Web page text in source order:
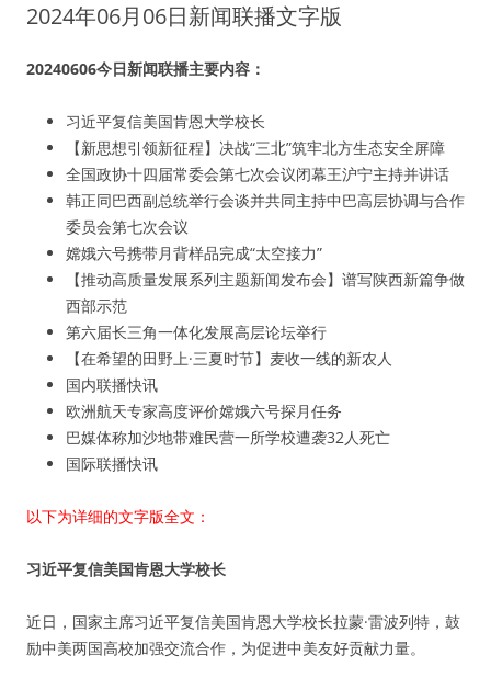
2024年06月06日新闻联播文字版
20240606今日新闻联播主要内容：
习近平复信美国肯恩大学校长
【新思想引领新征程】决战“三北”筑牢北方生态安全屏障
全国政协十四届常委会第七次会议闭幕王沪宁主持并讲话
韩正同巴西副总统举行会谈并共同主持中巴高层协调与合作
委员会第七次会议
嫦娥六号携带月背样品完成“太空接力”
【推动高质量发展系列主题新闻发布会】谱写陕西新篇争做
西部示范
第六届长三角一体化发展高层论坛举行
【在希望的田野上·三夏时节】麦收一线的新农人
国内联播快讯
欧洲航天专家高度评价嫦娥六号探月任务
巴媒体称加沙地带难民营一所学校遭袭32人死亡
国际联播快讯
以下为详细的文字版全文：
习近平复信美国肯恩大学校长
近日，国家主席习近平复信美国肯恩大学校长拉蒙·雷波列特，鼓
励中美两国高校加强交流合作，为促进中美友好贡献力量。